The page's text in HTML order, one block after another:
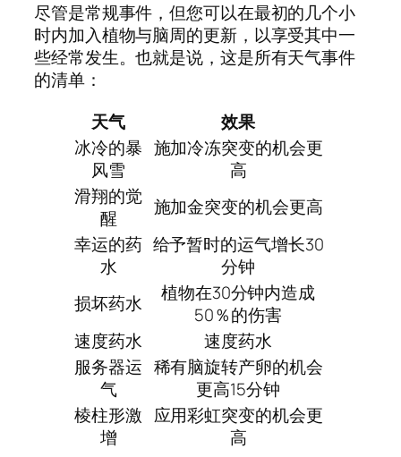
尽管是常规事件，但您可以在最初的几个小
时内加入植物与脑周的更新，以享受其中一
些经常发生。也就是说，这是所有天气事件
的清单：
天气
效果
冰冷的暴
风雪
施加冷冻突变的机会更
高
滑翔的觉
醒
施加金突变的机会更高
幸运的药
水
给予暂时的运气增长30
分钟
损坏药水
植物在30分钟内造成
50％的伤害
速度药水
速度药水
服务器运
气
稀有脑旋转产卵的机会
更高15分钟
棱柱形激
增
应用彩虹突变的机会更
高